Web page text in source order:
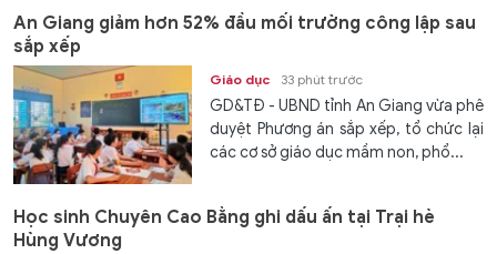
An Giang giảm hơn 52% đầu mối trường công lập sau
sắp xếp
Giáo dục 33 phút trước
GD&TĐ - UBND tỉnh An Giang vừa phê
duyệt Phương án sắp xếp, tổ chức lại
các cơ sở giáo dục mầm non, phổ...
Học sinh Chuyên Cao Bằng ghi dấu ấn tại Trại hè
Hùng Vương